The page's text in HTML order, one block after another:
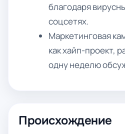
благодаря
соцсетях.
Маркетинговая
как хайп-проект,
одну неделю
Происхождение